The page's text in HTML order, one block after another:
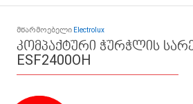
მწარმოებელი Electrolux
კომპაქტური ჭურჭლის
ESF2400OH